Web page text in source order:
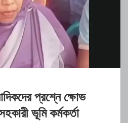
প্রশ্নে ক্ষোভ
ভূমি কর্মকর্তা